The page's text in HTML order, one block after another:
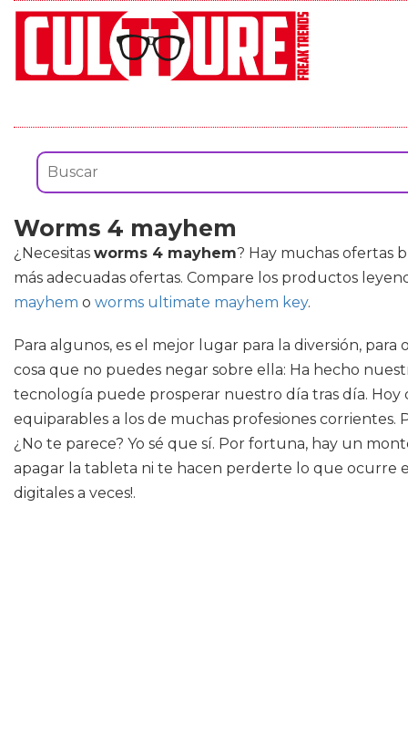
Worms 4 mayhem
¿Necesitas worms 4 mayhem? Hay muchas ofertas
más adecuadas ofertas. Compare los productos
mayhem o worms ultimate mayhem key.
Para algunos, es el mejor lugar para la diversión,
cosa que no puedes negar sobre ella: Ha hecho
tecnología puede prosperar nuestro día tras día.
equiparables a los de muchas profesiones
¿No te parece? Yo sé que sí. Por fortuna, hay un
apagar la tableta ni te hacen perderte lo que ocurre
digitales a veces!.